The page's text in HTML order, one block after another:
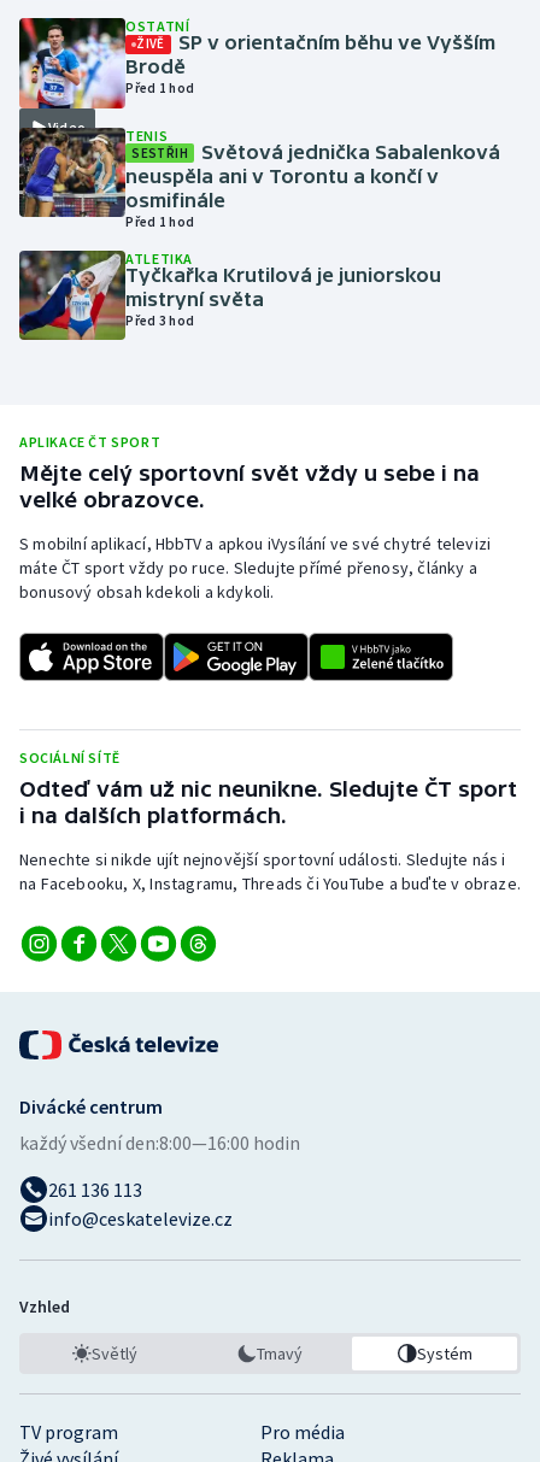
Jezdectví
Judo
Krasobruslení
Lezení
Lyže a snowboard
Moderní pětiboj
Parasport
Plavání
Plážový volejbal
Ragby
Rychlostní kanoistika
Short track
Sportovní střelba
Stolní tenis
Triatlon
Veslování
Vodní slalom
Ostatní
Video
OSTATNÍ
ŽIVĚ
SP v orientačním běhu ve Vyšším
Brodě
Před 1 hod
TENIS
SESTŘIH
Světová jednička Sabalenková
neuspěla ani v Torontu a končí v
osmifinále
Před 1 hod
ATLETIKA
Tyčkařka Krutilová je juniorskou
mistryní světa
Před 3 hod
APLIKACE ČT SPORT
Mějte celý sportovní svět vždy u sebe i na
velké obrazovce.
S mobilní aplikací, HbbTV a apkou iVysílání ve své chytré televizi
máte ČT sport vždy po ruce. Sledujte přímé přenosy, články a
bonusový obsah kdekoli a kdykoli.
SOCIÁLNÍ SÍTĚ
Odteď vám už nic neunikne. Sledujte ČT sport
i na dalších platformách.
Nenechte si nikde ujít nejnovější sportovní události. Sledujte nás i
na Facebooku, X, Instagramu, Threads či YouTube a buďte v obraze.
TV program
Pro média
Divácké centrum
každý všední den:8:00—16:00 hodin
261 136 113
info@ceskatelevize.cz
Vzhled
Světlý Tmavý Systém